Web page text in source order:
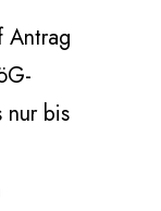
Antrag
nur bis